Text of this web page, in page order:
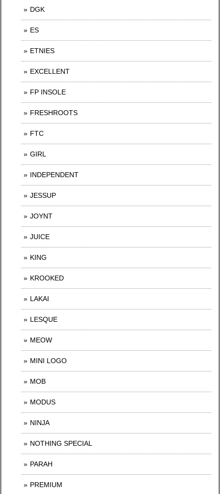
DGK
ES
ETNIES
EXCELLENT
FP INSOLE
FRESHROOTS
FTC
GIRL
INDEPENDENT
JESSUP
JOYNT
JUICE
KING
KROOKED
LAKAI
LESQUE
MEOW
MINI LOGO
MOB
MODUS
NINJA
NOTHING SPECIAL
PARAH
PREMIUM